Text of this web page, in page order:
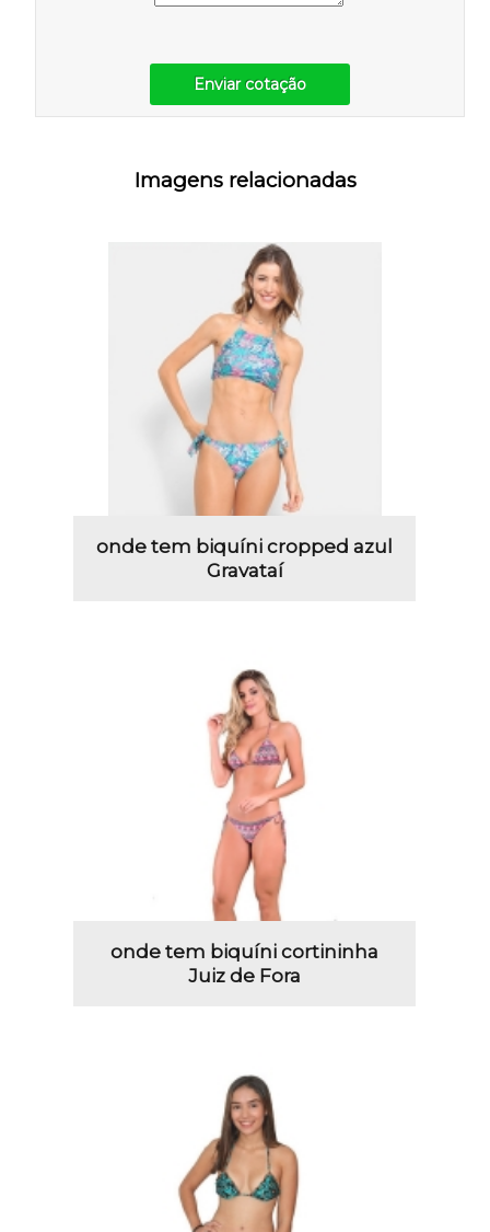
Enviar cotação
Imagens relacionadas
onde tem biquíni cropped azul
Gravataí
onde tem biquíni cortininha
Juiz de Fora